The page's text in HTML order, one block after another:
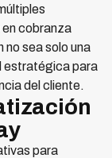
cobranza
sea solo una
estratégica para
del cliente.
para